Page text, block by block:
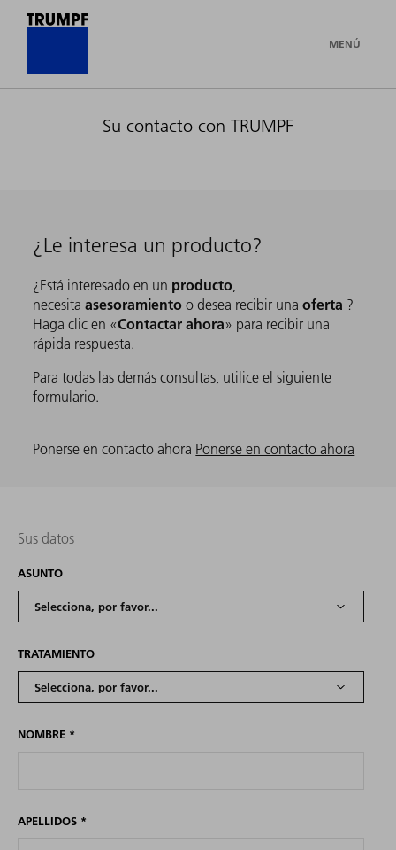
MENÚ
Su contacto con TRUMPF
¿Le interesa un producto?
¿Está interesado en un producto,
necesitaasesoramiento o desea recibir unaoferta ?
Haga clic en «Contactar ahora» para recibir una
rápida respuesta.
Para todas las demás consultas, utilice el siguiente
formulario.
Ponerse en contacto ahora Ponerse en contacto ahora
Sus datos
ASUNTO
TRATAMIENTO
NOMBRE *
APELLIDOS *